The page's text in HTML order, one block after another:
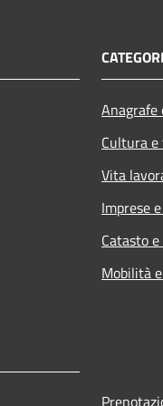
Cultura
Vita
Imprese
Catasto
Mobilità